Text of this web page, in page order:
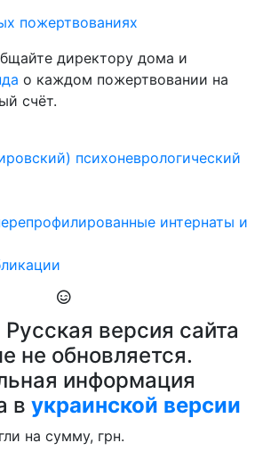
пожертвованиях
директору дома и
о каждом пожертвовании на
счёт.
психоневрологический
интернаты и
версия сайта
не обновляется.
информация
в украинской версии
на сумму, грн.